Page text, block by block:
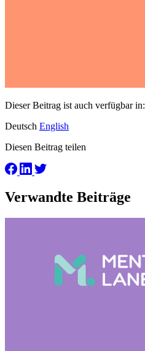
Dieser Beitrag ist auch verfügbar in:
Deutsch English
Diesen Beitrag teilen
Verwandte Beiträge